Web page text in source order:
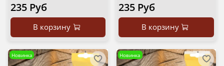
235 Руб
В корзину
235 Руб
В корзину
Новинка Новинка